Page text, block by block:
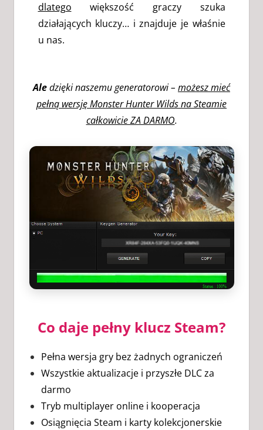
dlatego większość graczy szuka
działających kluczy… i znajduje je właśnie
u nas.
Aledzięki naszemu generatorowi – możesz mieć
pełną wersję Monster Hunter Wilds na Steamie
całkowicie ZA DARMO.
Co daje pełny klucz Steam?
Pełna wersja gry bez żadnych ograniczeń
Wszystkie aktualizacje i przyszłe DLC za
darmo
Tryb multiplayer online i kooperacja
Osiągnięcia Steam i karty kolekcjonerskie